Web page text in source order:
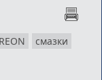
смазки